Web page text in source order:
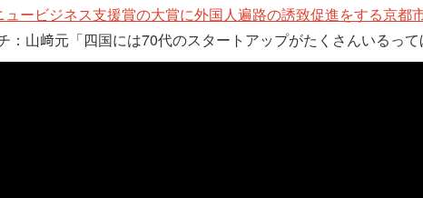
ービジネス支援賞の大賞に外国人遍路の誘致促進をする京都
山﨑元「四国には70代のスタートアップがたくさんいるって